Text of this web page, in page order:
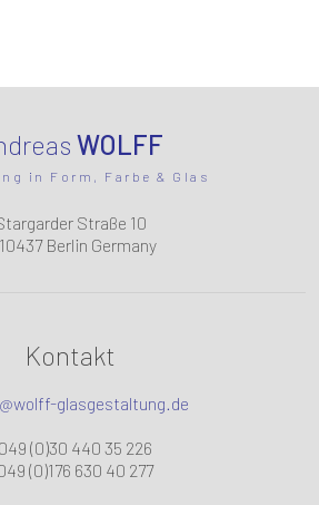
WOLFF
in Form, Farbe & Glas
Straße 10
Berlin Germany
Kontakt
glasgestaltung.de
(0)30 440 35 226
(0)176 630 40 277